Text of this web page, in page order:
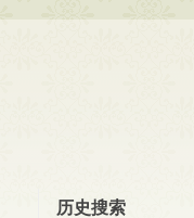
历史搜索